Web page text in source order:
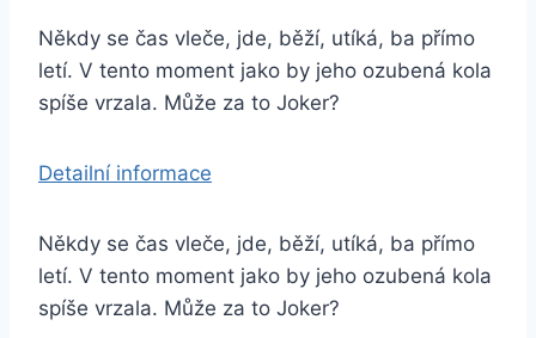
Někdy se čas vleče, jde, běží, utíká, ba přímo
letí. V tento moment jako by jeho ozubená kola
spíše vrzala. Může za to Joker?
Detailní informace
Někdy se čas vleče, jde, běží, utíká, ba přímo
letí. V tento moment jako by jeho ozubená kola
spíše vrzala. Může za to Joker?